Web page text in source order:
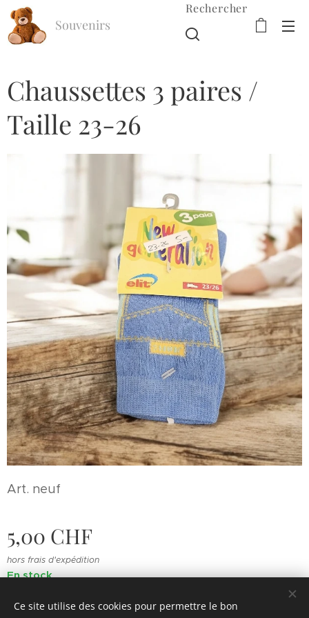
Souvenirs
Rechercher
Chaussettes 3 paires /
Taille 23-26
Art. neuf
5,00 CHF
hors frais d'expédition
En stock
Ce site utilise des cookies pour permettre le bon